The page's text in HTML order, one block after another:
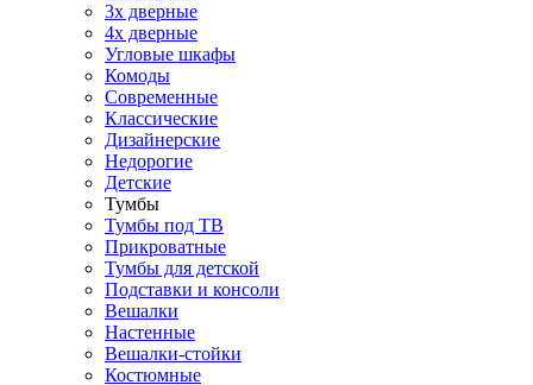
3х дверные
4х дверные
Угловые шкафы
Комоды
Современные
Классические
Дизайнерские
Недорогие
Детские
Тумбы
Тумбы под ТВ
Прикроватные
Тумбы для детской
Подставки и консоли
Вешалки
Настенные
Вешалки-стойки
Костюмные